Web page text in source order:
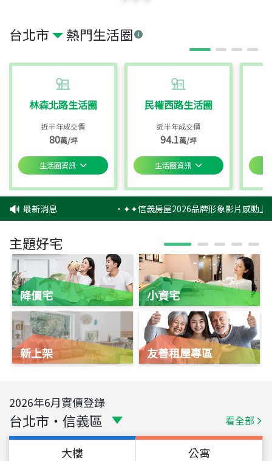
台北市 熱門生活圈
林森北路生活圈
近半年成交價
80萬/坪
生活圈資訊
民權西路生活圈
近半年成交價
94.1萬/坪
生活圈資訊
最新消息 ‧✦✦信義房屋2026品牌形象影片感動上
主題好宅
降價宅
新上架
小資宅
友善租屋專區
2026年6月實價登錄
台北市 ・ 信義區 看全部
大樓 公寓